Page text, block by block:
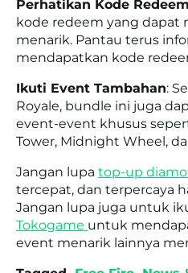
Perhatikan Kode Redeem
kode redeem yang dapat
menarik. Pantau terus
mendapatkan kode
Ikuti Event Tambahan:
Royale, bundle ini juga
event-event khusus
Tower, Midnight Wheel,
Jangan lupa top-up
tercepat, dan terpercaya
Jangan lupa juga untuk
Tokogame untuk
event menarik lainnya